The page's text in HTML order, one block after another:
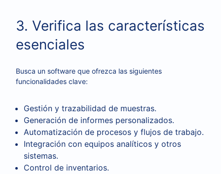
3. Verifica las características
esenciales
Busca un software que ofrezca las siguientes
funcionalidades clave:
Gestión y trazabilidad de muestras.
Generación de informes personalizados.
Automatización de procesos y flujos de trabajo.
Integración con equipos analíticos y otros
sistemas.
Control de inventarios.